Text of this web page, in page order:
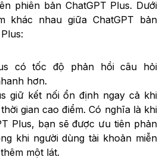
phiên bản ChatGPT Plus. Dưới
khác nhau giữa ChatGPT bản
có tốc độ phản hồi câu hỏi
hơn.
giữ kết nối ổn định ngay cả khi
gian cao điểm. Có nghĩa là khi
Plus, bạn sẽ được ưu tiên phản
khi người dùng tài khoản miễn
một lát.